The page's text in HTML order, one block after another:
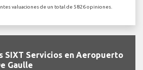
valuaciones de un total de 5826 opiniones.
SIXT Servicios en Aeropuerto
Gaulle